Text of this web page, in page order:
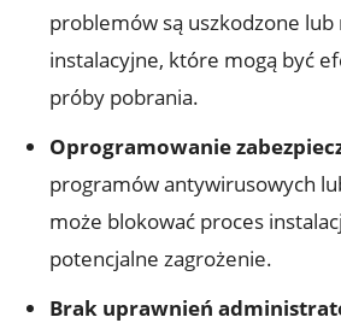
problemów są uszkodzone
instalacyjne, które mogą być
próby pobrania.
Oprogramowanie
programów antywirusowych
może blokować proces
potencjalne zagrożenie.
Brak uprawnień